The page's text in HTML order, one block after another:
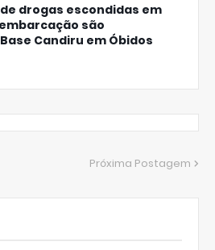
de drogas escondidas em
são
Candiru em Óbidos
Próxima Postagem